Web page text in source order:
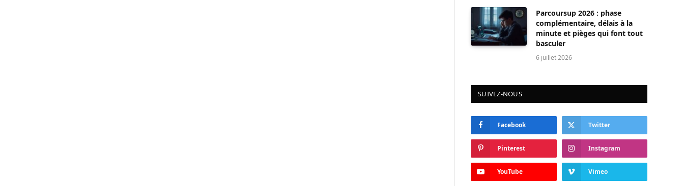
Parcoursup 2026 : phase
complémentaire, délais à la
minute et pièges qui font tout
basculer
6 juillet 2026
SUIVEZ-NOUS
Facebook Twitter
Pinterest Instagram
YouTube Vimeo